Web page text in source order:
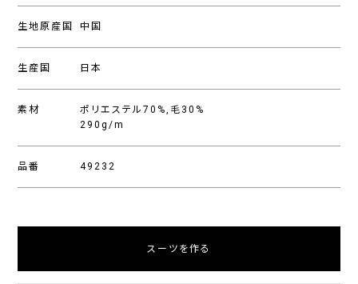
生地原産国 中国
生産国 日本
素材
ポリエステル70%,毛30%
290g/m
品番 49232
スーツを作る